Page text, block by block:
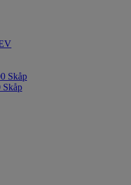
Skåp
Skåp